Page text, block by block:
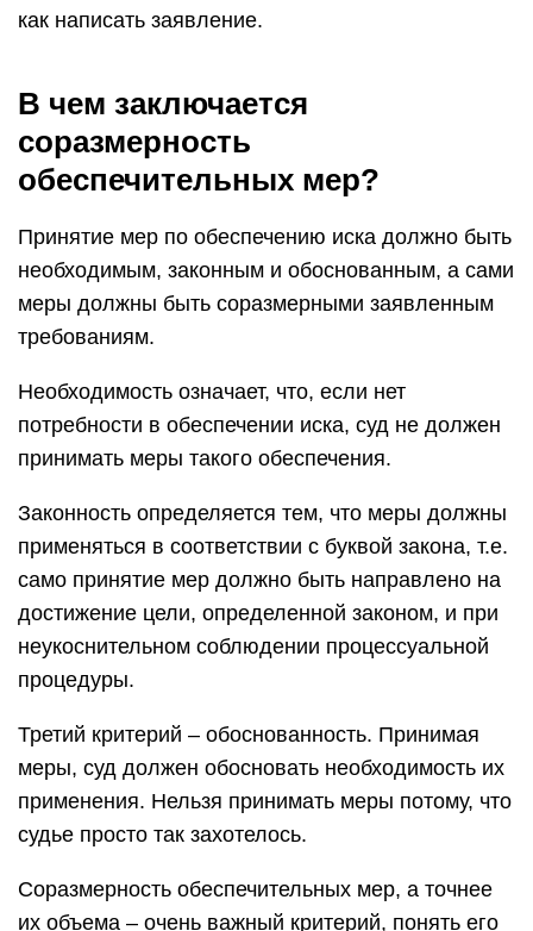
как написать заявление.
В чем заключается
соразмерность
обеспечительных мер?
Принятие мер по обеспечению иска должно быть
необходимым, законным и обоснованным, а сами
меры должны быть соразмерными заявленным
требованиям.
Необходимость означает, что, если нет
потребности в обеспечении иска, суд не должен
принимать меры такого обеспечения.
Законность определяется тем, что меры должны
применяться в соответствии с буквой закона, т.е.
само принятие мер должно быть направлено на
достижение цели, определенной законом, и при
неукоснительном соблюдении процессуальной
процедуры.
Третий критерий – обоснованность. Принимая
меры, суд должен обосновать необходимость их
применения. Нельзя принимать меры потому, что
судье просто так захотелось.
Соразмерность обеспечительных мер, а точнее
их объема – очень важный критерий, понять его